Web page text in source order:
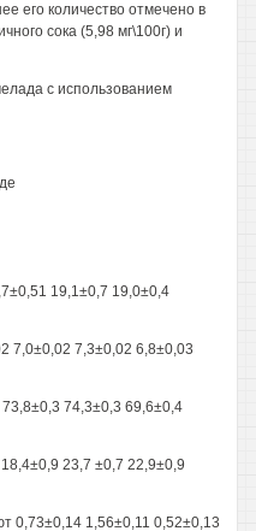
его количество отмечено в
сока (5,98 мг\100г) и
с использованием
19,1±0,7 19,0±0,4
7,0±0,02 7,3±0,02 6,8±0,03
74,3±0,3 69,6±0,4
23,7 ±0,7 22,9±0,9
0,73±0,14 1,56±0,11 0,52±0,13